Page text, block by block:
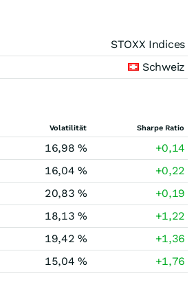
STOXX Indices
Schweiz
Volatilität Sharpe Ratio
16,98 %
+0,14
16,04 %
+0,22
20,83 %
+0,19
18,13 %
+1,22
19,42 %
+1,36
15,04 % +1,76